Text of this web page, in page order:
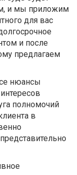
и мы приложим
для вас
и после
предлагаем
нюансы
полномочий
в